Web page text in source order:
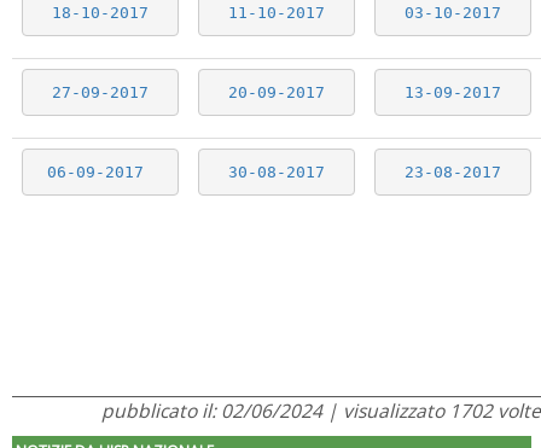
18-10-2017 11-10-2017 03-10-2017
27-09-2017 20-09-2017 13-09-2017
06-09-2017 30-08-2017 23-08-2017
pubblicato il: 02/06/2024 | visualizzato 1702 volte